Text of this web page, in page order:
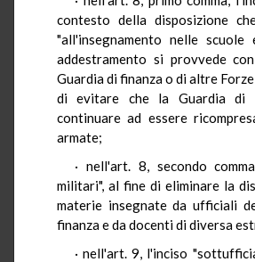
contesto della disposizione
"all'insegnamento nelle
addestramento si provvede
Guardia di finanza o di altre
di evitare che la Guardia di
continuare ad essere
armate;
· nell'art. 8, secondo
militari", al fine di eliminare la
materie insegnate da ufficiali
finanza e da docenti di diversa
· nell'art. 9, l'inciso